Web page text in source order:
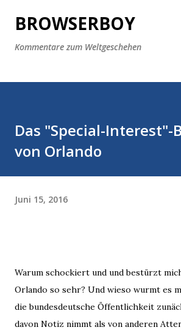
Direkt zum
BROWSERBOY
Kommentare zum Weltgeschehen
Das "Special-Interest"-
von Orlando
Juni 15, 2016
Warum schockiert und und bestürzt
Orlando so sehr? Und wieso wurmt es
die bundesdeutsche Öffentlichkeit
davon Notiz nimmt als von anderen